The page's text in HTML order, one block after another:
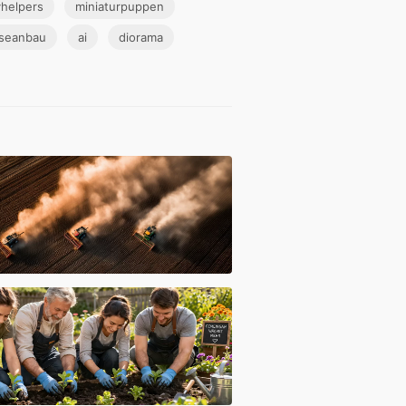
miniaturpuppen
ai diorama